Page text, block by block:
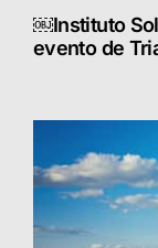
￼Instituto
evento de